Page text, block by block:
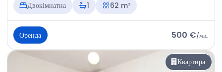
Двокімнатна
1 62 m²
Оренда 500 €/міс.
Квартира